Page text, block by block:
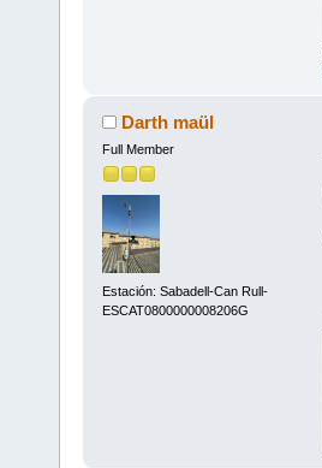
Darth maül
Full Member
Estación: Sabadell-Can Rull-
ESCAT0800000008206G